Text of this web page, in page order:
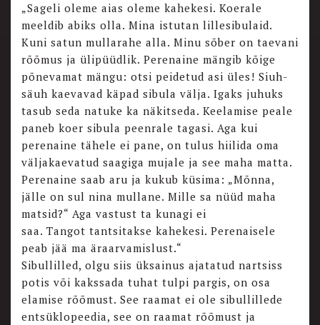
„Sageli oleme aias oleme kahekesi. Koerale
meeldib abiks olla. Mina istutan lillesibulaid.
Kuni satun mullarahe alla. Minu sõber on taevani
rõõmus ja ülipüüdlik. Perenaine mängib kõige
põnevamat mängu: otsi peidetud asi üles! Siuh-
säuh kaevavad käpad sibula välja. Igaks juhuks
tasub seda natuke ka näkitseda. Keelamise peale
paneb koer sibula peenrale tagasi. Aga kui
perenaine tähele ei pane, on tulus hiilida oma
väljakaevatud saagiga mujale ja see maha matta.
Perenaine saab aru ja kukub küsima: „Mõnna,
jälle on sul nina mullane. Mille sa nüüd maha
matsid?“ Aga vastust ta kunagi ei
saa. Tangot tantsitakse kahekesi. Perenaisele
peab jää ma äraarvamislust.“
Sibullilled, olgu siis üksainus ajatatud nartsiss
potis või kakssada tuhat tulpi pargis, on osa
elamise rõõmust. See raamat ei ole sibullillede
entsüklopeedia, see on raamat rõõmust ja